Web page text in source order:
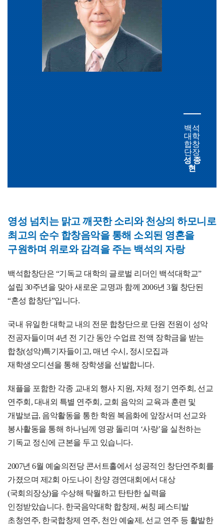
백석
대학
합창
단장
성 종
현
영성 넘치는 맑고 깨끗한 소리와 천상의 하모니로
최고의 순수 합창음악을 통해 소외된 영혼을
구원하며 위로와 감격을 주는 백석의 자랑
백석합창단은 “기독교 대학의 글로벌 리더인 백석대학교”
설립 30주년을 맞아 새로운 교명과 함께 2006년 3월 창단된
“혼성 합창단”입니다.
국내 유일한 대학교 내의 전문 합창단으로 단원 전원이 성악
전공자들이며 4년 전 기간 동안 수업료 전액 장학금을 받는
합창(성악)특기자들이고, 매년 수시, 정시모집과
재학생오디션을 통해 장학생을 선발합니다.
채플을 포함한 각종 교내외 행사 지원, 자체 정기 연주회, 선교
연주회, 대내외 특별 연주회, 교회 음악의 교육과 훈련 및
개발보급, 음악활동을 통한 학원 복음화에 앞장서며 선교와
봉사활동을 통해 하나님께 영광 돌리며 ‘사랑’을 실천하는
기독교 정신에 근본을 두고 있습니다.
2007년 6월 예술의전당 콘서트홀에서 성공적인 창단연주회를
가졌으며 제2회 아도나이 찬양 경연대회에서 대상
(국회의장상)을 수상해 탁월하고 탄탄한 실력을
인정받았습니다. 한국음악대학 합창제, 써칭 페스티발
초청연주, 한국합창제 연주, 천안 예술제, 선교 연주 등 활발한